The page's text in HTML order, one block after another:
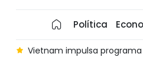
Política
Vietnam impulsa